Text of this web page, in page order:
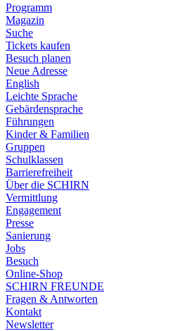
Programm
Magazin
Suche
Tickets kaufen
Besuch planen
Neue Adresse
English
Leichte Sprache
Gebärdensprache
Führungen
Kinder & Familien
Gruppen
Schulklassen
Barrierefreiheit
Über die SCHIRN
Vermittlung
Engagement
Presse
Sanierung
Jobs
Besuch
Online-Shop
SCHIRN FREUNDE
Fragen & Antworten
Kontakt
Newsletter